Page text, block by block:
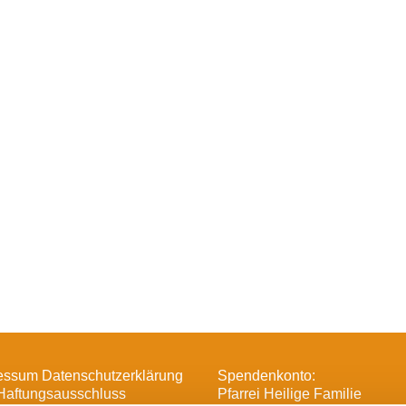
Datenschutzerklärung
Spendenkonto:
Pfarrei Heilige Familie